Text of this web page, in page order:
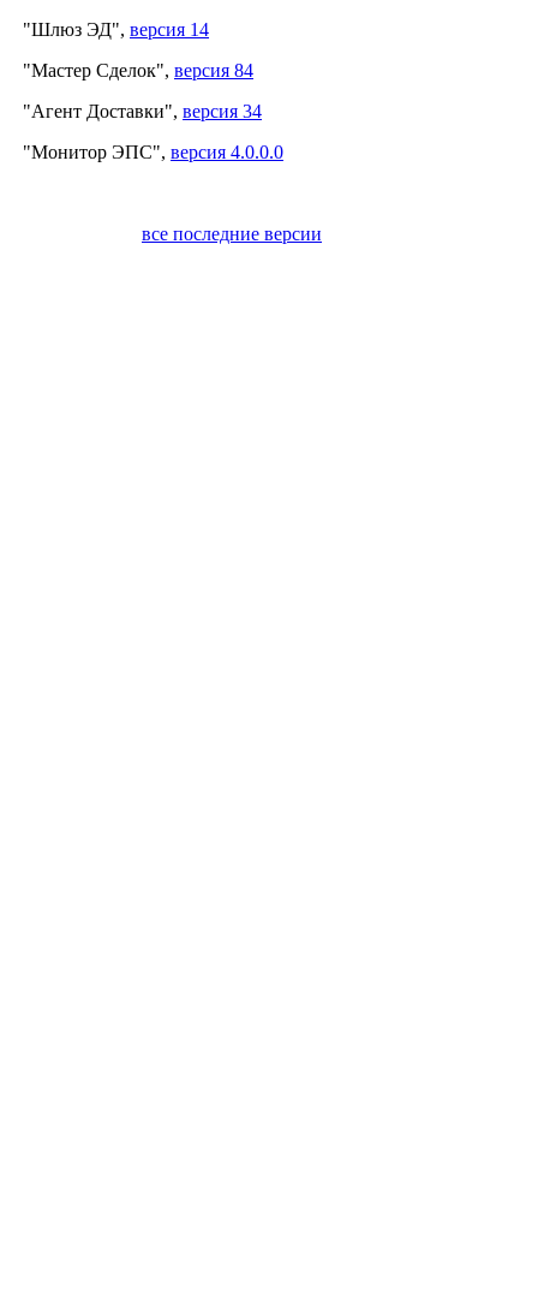
"Шлюз ЭД", версия 14
"Мастер Сделок", версия 84
"Агент Доставки", версия 34
"Монитор ЭПС", версия 4.0.0.0
все последние версии